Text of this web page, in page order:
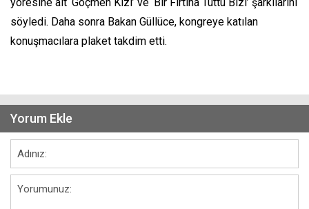
söyledi. Daha sonra Bakan Güllüce, kongreye katılan
konuşmacılara plaket takdim etti.
Yorum Ekle